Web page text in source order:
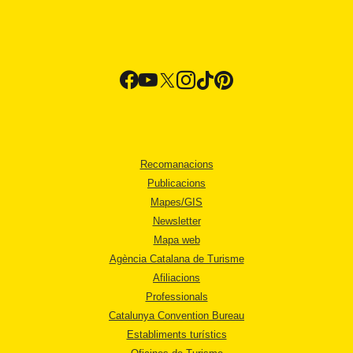
Recomanacions
Publicacions
Mapes/GIS
Newsletter
Mapa web
Agència Catalana de Turisme
Afiliacions
Professionals
Catalunya Convention Bureau
Establiments turístics